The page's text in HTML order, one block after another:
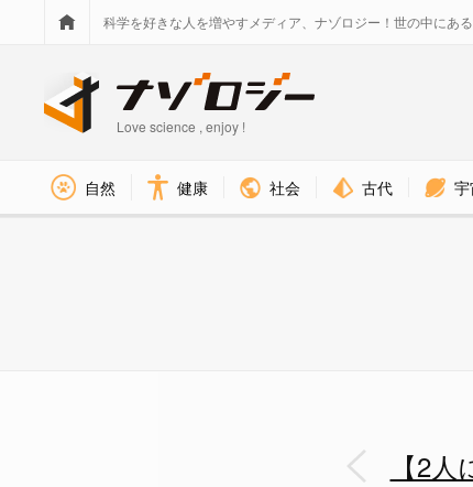
科学を好きな人を増やすメディア、ナゾロジー！世の中にあ
Love science , enjoy !
自然 健康 社会 古代
【2